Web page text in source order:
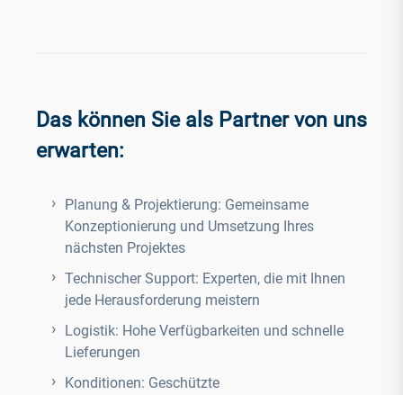
Das können Sie als Partner von uns
erwarten:
Planung & Projektierung: Gemeinsame
Konzeptionierung und Umsetzung Ihres
nächsten Projektes
Technischer Support: Experten, die mit Ihnen
jede Herausforderung meistern
Logistik: Hohe Verfügbarkeiten und schnelle
Lieferungen
Konditionen: Geschützte